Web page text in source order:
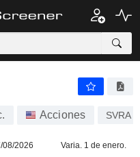
+0,69 %
Acciones SVRA
08/2026 Varia. 1 de enero.